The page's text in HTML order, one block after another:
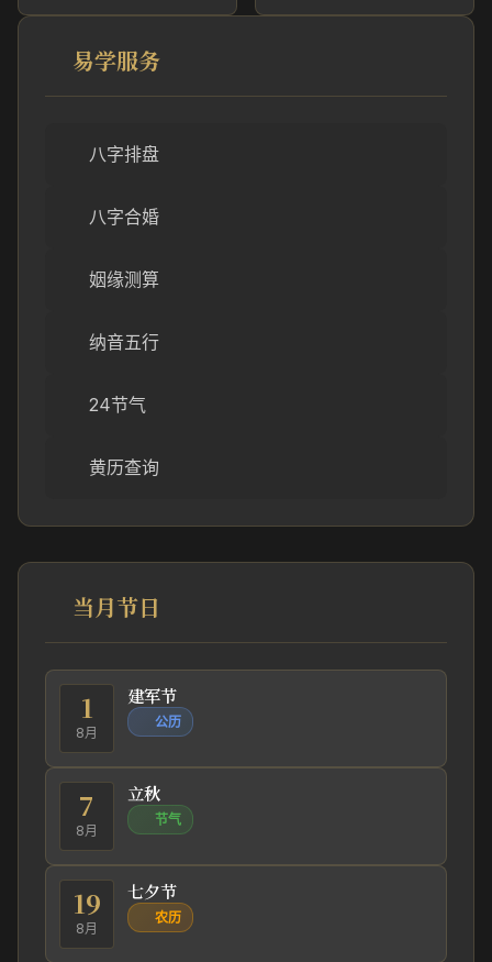
易学服务
八字排盘
八字合婚
姻缘测算
纳音五行
24节气
黄历查询
当月节日
1
8月
建军节
公历
7
8月
立秋
节气
19
8月
七夕节
农历